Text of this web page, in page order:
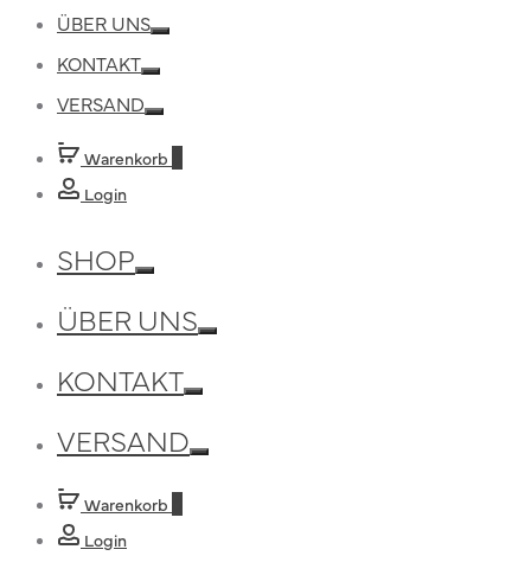
ÜBER UNS
KONTAKT
VERSAND
Warenkorb
Login
SHOP
ÜBER UNS
KONTAKT
VERSAND
Warenkorb
Login